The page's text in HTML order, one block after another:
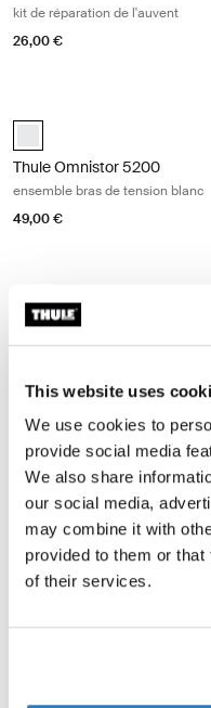
This website uses
We use cookies to
provide social media
We also share
our social media,
may combine it with
provided to them or
of their services.
kit de réparation de l'auvent
26,00 €
Thule Tension Arm Set TO
Thule Omnistor 5200
ensemble bras de tension blanc
49,00 €
Thule Omnistor 5200 kit
Thule Motor Kit TO 5200
Thule Motor Kit TO 5200
Thule Motor Kit TO
kit moteur 12 VDC pour store
550,00 €
Thule Sealing Rubber
Thule Sealing Rubber
caoutchouc d'étanchéité
60,00 €